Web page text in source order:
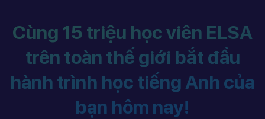
Cùng 15 triệu học viên ELSA
trên toàn thế giới bắt đầu
hành trình học tiếng Anh của
bạn hôm nay!